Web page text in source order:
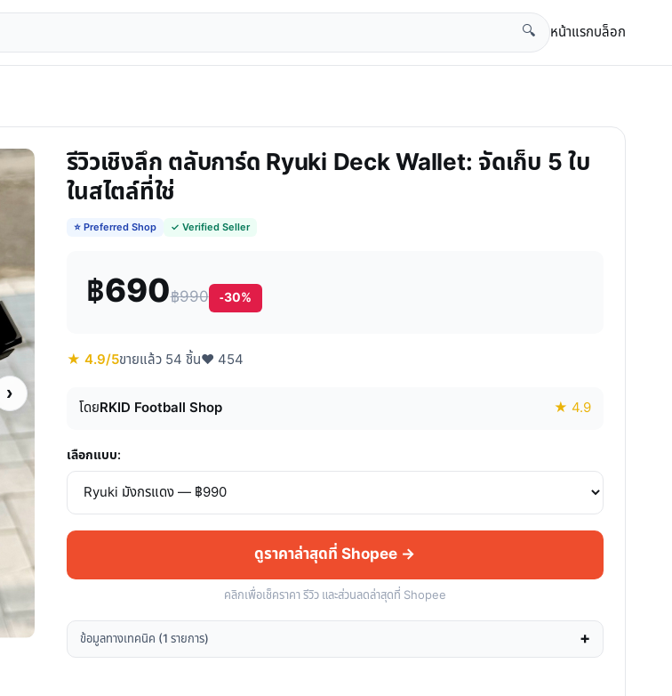
🔍 หน้าแรกบล็อก
›
รีวิวเชิงลึก ตลับการ์ด Ryuki Deck Wallet: จัดเก็บ 5 ใบ
ในสไตล์ที่ใช่
⭐ Preferred Shop ✓ Verified Seller
฿690฿990 -30%
★ 4.9/5ขายแล้ว 54 ชิ้น♥ 454
โดยRKID Football Shop ★ 4.9
เลือกแบบ:
ดูราคาล่าสุดที่ Shopee →
คลิกเพื่อเช็คราคา รีวิว และส่วนลดล่าสุดที่ Shopee
ข้อมูลทางเทคนิค (1 รายการ)